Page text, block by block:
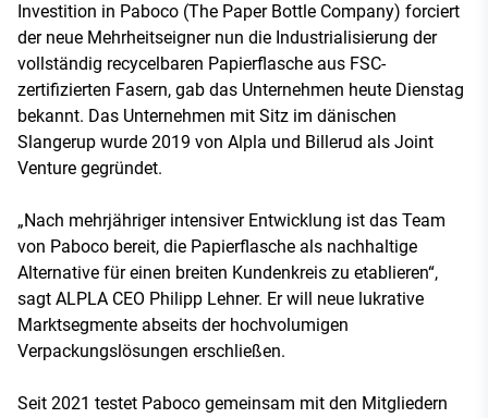
Investition in Paboco (The Paper Bottle Company) forciert
der neue Mehrheitseigner nun die Industrialisierung der
vollständig recycelbaren Papierflasche aus FSC-
zertifizierten Fasern, gab das Unternehmen heute Dienstag
bekannt. Das Unternehmen mit Sitz im dänischen
Slangerup wurde 2019 von Alpla und Billerud als Joint
Venture gegründet.
„Nach mehrjähriger intensiver Entwicklung ist das Team
von Paboco bereit, die Papierflasche als nachhaltige
Alternative für einen breiten Kundenkreis zu etablieren“,
sagt ALPLA CEO Philipp Lehner. Er will neue lukrative
Marktsegmente abseits der hochvolumigen
Verpackungslösungen erschließen.
Seit 2021 testet Paboco gemeinsam mit den Mitgliedern